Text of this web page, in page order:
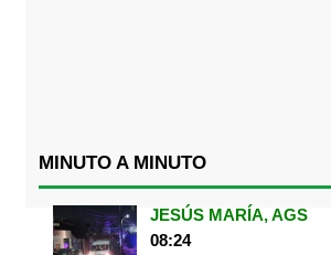
MINUTO A MINUTO
JESÚS MARÍA, AGS
08:24